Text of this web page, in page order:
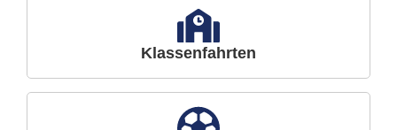
Klassenfahrten